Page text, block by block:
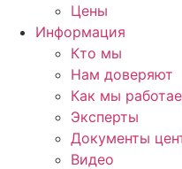
Цены
Информация
Кто мы
Нам доверяют
Как мы
Эксперты
Документы
Видео